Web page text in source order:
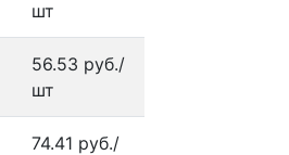
шт
56.53 руб./
шт
74.41 руб./